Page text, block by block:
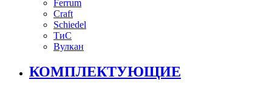
Ferrum
Craft
Schiedel
ТиС
Вулкан
КОМПЛЕКТУЮЩИЕ